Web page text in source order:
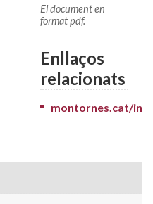
El document en
format pdf.
Enllaços
relacionats
montornes.cat/